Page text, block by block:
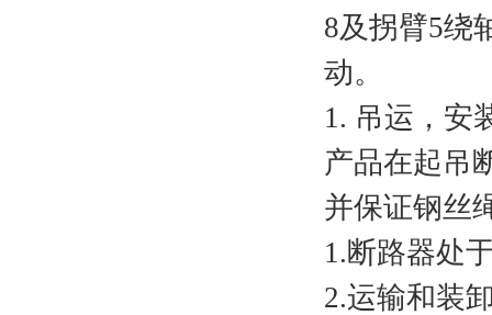
8及拐臂5绕
动。
1. 吊运，安
产品在起吊
并保证钢丝
1.断路器处
2.运输和装